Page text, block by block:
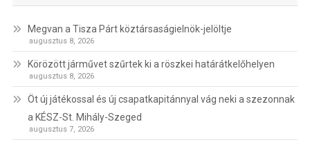
Megvan a Tisza Párt köztársaságielnök-jelöltje
augusztus 8, 2026
Körözött járművet szűrtek ki a röszkei határátkelőhelyen
augusztus 8, 2026
Öt új játékossal és új csapatkapitánnyal vág neki a szezonnak
a KÉSZ-St. Mihály-Szeged
augusztus 7, 2026